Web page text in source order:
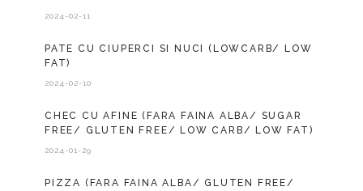
2024-02-11
PATE CU CIUPERCI SI NUCI (LOWCARB/ LOW
FAT)
2024-02-10
CHEC CU AFINE (FARA FAINA ALBA/ SUGAR
FREE/ GLUTEN FREE/ LOW CARB/ LOW FAT)
2024-01-29
PIZZA (FARA FAINA ALBA/ GLUTEN FREE/